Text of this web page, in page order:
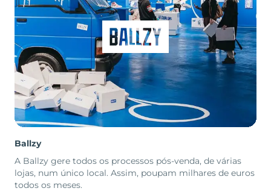
Ballzy
A Ballzy gere todos os processos pós-venda, de várias
lojas, num único local. Assim, poupam milhares de euros
todos os meses.